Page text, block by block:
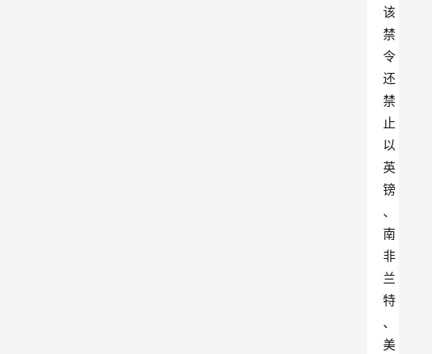
该
禁
令
还
禁
止
以
英
镑
、
南
非
兰
特
、
美